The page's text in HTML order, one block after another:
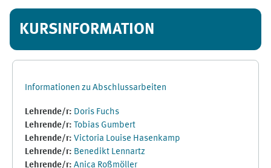
KURSINFORMATION
Informationen zu Abschlussarbeiten
Lehrende/r: Doris Fuchs
Lehrende/r: Tobias Gumbert
Lehrende/r: Victoria Louise Hasenkamp
Lehrende/r: Benedikt Lennartz
Lehrende/r: Anica Roßmöller